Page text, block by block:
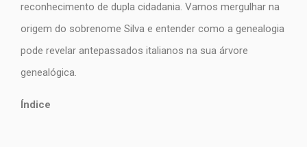
reconhecimento de dupla cidadania. Vamos mergulhar na
origem do sobrenome Silva e entender como a genealogia
pode revelar antepassados italianos na sua árvore
genealógica.
Índice